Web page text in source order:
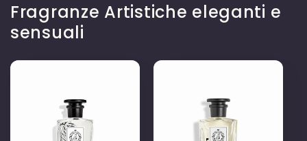
Fragranze Artistiche eleganti e
sensuali